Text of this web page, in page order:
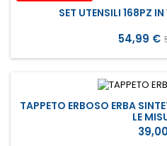
SET UTENSILI 168PZ
Prezzo
54,99 €
TAPPETO ERBOSO ERBA
LE